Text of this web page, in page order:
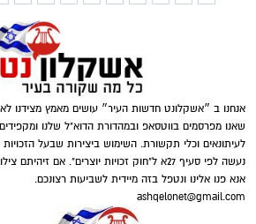
אנחנו ב ״אשקלונט חדשות העיר״ עושים מאמץ מצידנו
שאנו מפרסמים בווטסאפ ובמהדורת הדוא"ל שלנו
לעיתונאים וכלי תקשורת. השימוש ביצירות שבעל הזכויות
נעשה לפי סעיף 27א ל"חוק זכויות יוצרים". אם
אנא פנו אלינו ונטפל בזה מיידית לשביעות רצונכם.
ashqelonet@gmail.com